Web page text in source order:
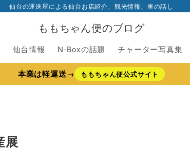
ももちゃん便のブログ
仙台の運送屋による仙台お店紹介、観光情報、車の話し
仙台情報 N-Boxの話題 チャーター写真集
本業は軽運送→ ももちゃん便公式サイト
展